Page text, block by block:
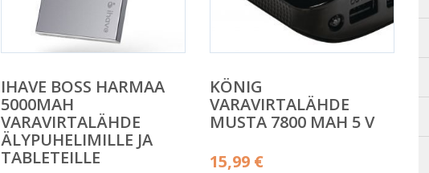
IHAVE BOSS HARMAA
5000MAH
VARAVIRTALÄHDE
ÄLYPUHELIMILLE JA
TABLETEILLE
KÖNIG
VARAVIRTALÄHDE
MUSTA 7800 MAH 5 V
15,99 €